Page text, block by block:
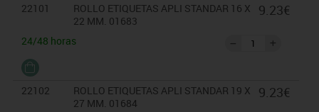
22101
ROLLO ETIQUETAS APLI STANDAR 16 X
22 MM. 01683
24/48 horas
9.23€
22102
ROLLO ETIQUETAS APLI STANDAR 19 X
27 MM. 01684
9.23€